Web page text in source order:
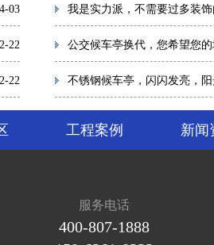
03 我是实力派，不需要过多装
22 公交候车亭换代，您希望您
22 不锈钢候车亭，闪闪发亮，
工程案例 新闻
服务电话
400-807-1888